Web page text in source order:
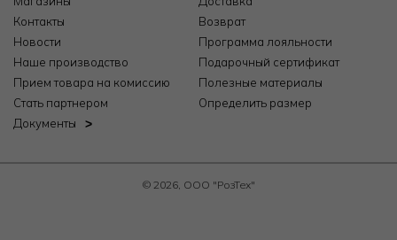
Контакты
Новости
Наше производство
Прием товара на комиссию
Стать партнером
Документы
Возврат
Программа лояльности
Подарочный сертификат
Полезные материалы
Определить размер
© 2026, ООО "РозТех"